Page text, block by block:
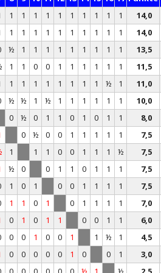
1 1 1 1 1 1 1 1 1 1 14,0
1 1 1 1 1 1 1 1 1 1 14,0
½ 1 1 1 1 1 1 1 1 1 13,5
1 1 0 0 1 1 1 1 1 1 11,5
1 1 1 1 1 1 1 1 ½ 1 11,0
½ ½ 1 ½ 1 1 1 1 1 1 10,0
0 ½ 0 1 1 0 1 0 1 1 8,0
0 ½ 0 0 1 1 1 1 1 7,5
1 1 1 0 0 1 1 1 ½ 7,5
½ 0 0 1 1 0 1 1 1 7,5
1 0 1 0 0 1 1 1 1 7,5
1 1 0 1 0 1 1 1 1 7,0
0 1 0 1 1 0 0 1 1 6,0
0 0 1 0 0 1 1 ½ 1 4,5
0 0 0 0 0 1 0 0 1 3,0